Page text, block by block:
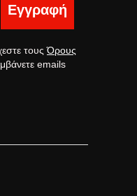
Εγγραφή
τουςΌρους
emails